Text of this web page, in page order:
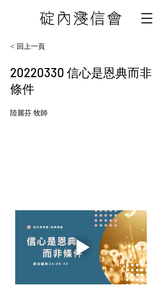
< 回上一頁
20220330 信心是恩典而非
條件
陸麗芬 牧師